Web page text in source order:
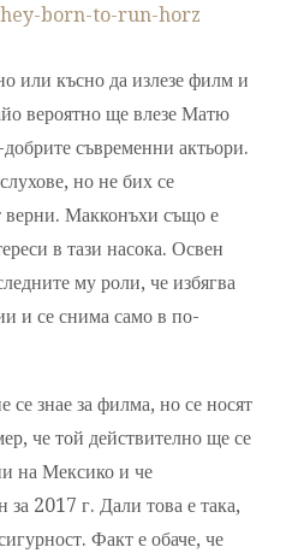
или късно да излезе филм и
вероятно ще влезе Матю
съвременни актьори.
но не бих се
верни. Макконъхи също е
в тази насока. Освен
му роли, че избягва
и се снима само в по-
знае за филма, но се носят
че той действително ще се
на Мексико и че
за 2017 г. Дали това е така,
Факт е обаче, че